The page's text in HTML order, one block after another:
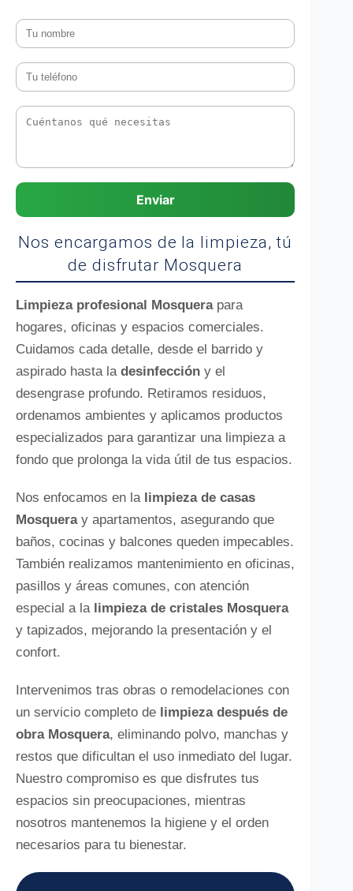
Enviar
Nos encargamos de la limpieza, tú
de disfrutar Mosquera
Limpieza profesional Mosquerapara
hogares, oficinas y espacios comerciales.
Cuidamos cada detalle, desde el barrido y
aspirado hasta la desinfección y el
desengrase profundo. Retiramos residuos,
ordenamos ambientes y aplicamos productos
especializados para garantizar una limpieza a
fondo que prolonga la vida útil de tus espacios.
Nos enfocamos en la limpieza de casas
Mosqueray apartamentos, asegurando que
baños, cocinas y balcones queden impecables.
También realizamos mantenimiento en oficinas,
pasillos y áreas comunes, con atención
especial a la limpieza de cristales Mosquera
y tapizados, mejorando la presentación y el
confort.
Intervenimos tras obras o remodelaciones con
un servicio completo de limpieza después de
obra Mosquera, eliminando polvo, manchas y
restos que dificultan el uso inmediato del lugar.
Nuestro compromiso es que disfrutes tus
espacios sin preocupaciones, mientras
nosotros mantenemos la higiene y el orden
necesarios para tu bienestar.